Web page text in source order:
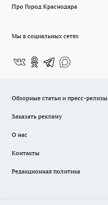
Про Город Краснодара
Мы в социальных сетях
Обзорные статьи и пресс-релизы
Заказать рекламу
О нас
Контакты
Редакционная политика